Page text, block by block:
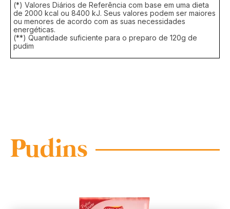
(*) Valores Diários de Referência com base em uma dieta
de 2000 kcal ou 8400 kJ. Seus valores podem ser maiores
ou menores de acordo com as suas necessidades
energéticas.
(**) Quantidade suficiente para o preparo de 120g de
pudim
Pudins